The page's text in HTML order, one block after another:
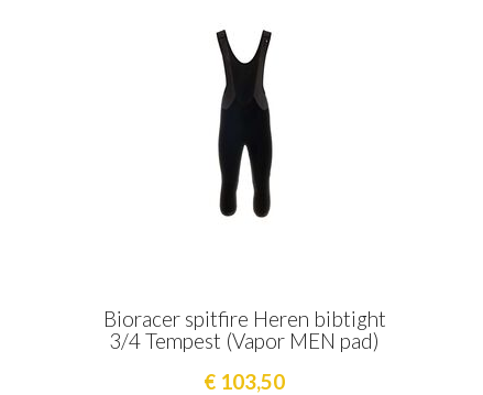
Bioracer spitfire Heren bibtight
3/4 Tempest (Vapor MEN pad)
€ 103,50